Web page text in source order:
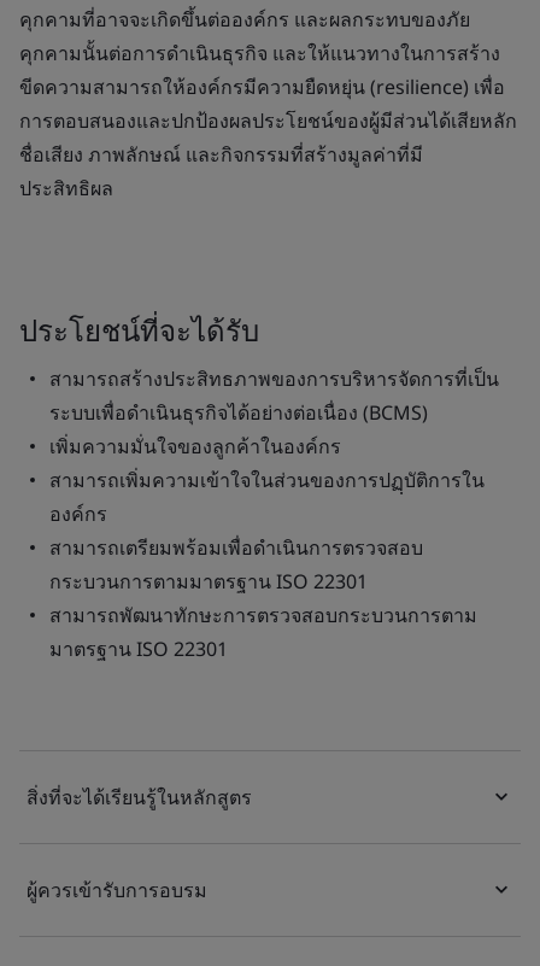
คุกคามที่อาจจะเกิดขึ้นต่อองค์กร และผลกระทบของภัย
คุกคามนั้นต่อการดำเนินธุรกิจ และให้แนวทางในการสร้าง
ขีดความสามารถให้องค์กรมีความยืดหยุ่น (resilience) เพื่อ
การตอบสนองและปกป้องผลประโยชน์ของผู้มีส่วนได้เสียหลัก
ชื่อเสียง ภาพลักษณ์ และกิจกรรมที่สร้างมูลค่าที่มี
ประสิทธิผล
ประโยชน์ที่จะได้รับ
สามารถสร้างประสิทธภาพของการบริหารจัดการที่เป็น
ระบบเพื่อดำเนินธุรกิจได้อย่างต่อเนื่อง (BCMS)
เพิ่มความมั่นใจของลูกค้าในองค์กร
สามารถเพิ่มความเข้าใจในส่วนของการปฏฺบัติการใน
องค์กร
สามารถเตรียมพร้อมเพื่อดำเนินการตรวจสอบ
กระบวนการตามมาตรฐาน ISO 22301
สามารถพัฒนาทักษะการตรวจสอบกระบวนการตาม
มาตรฐาน ISO 22301
สิ่งที่จะได้เรียนรู้ในหลักสูตร
ผู้ควรเข้ารับการอบรม